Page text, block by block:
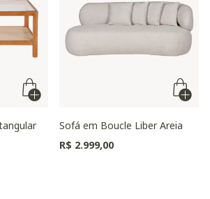
Sofá em Boucle Liber Areia
R$ 2.999,00